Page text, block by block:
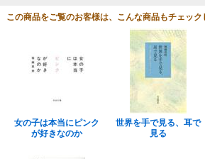
この商品をご覧のお客様は、こんな商品もチェック
女の子は本当にピンク
が好きなのか
世界を手で見る、耳で
見る